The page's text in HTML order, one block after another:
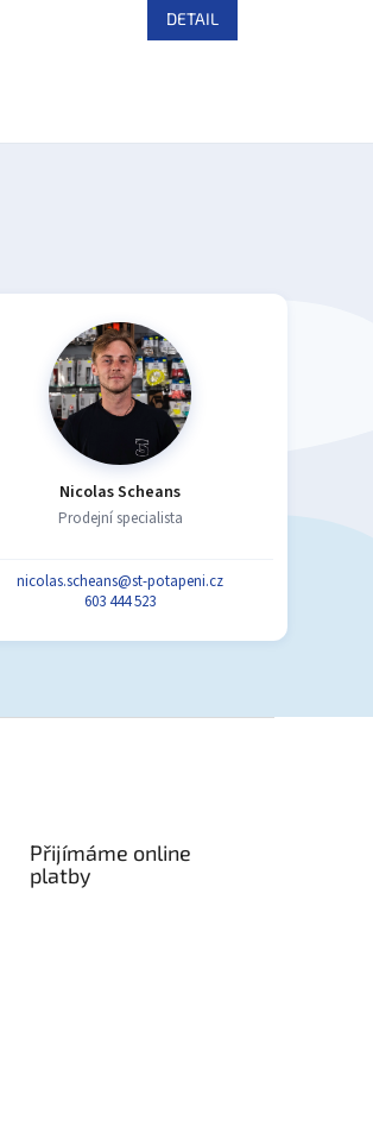
DETAIL
Nicolas Scheans
Prodejní specialista
nicolas.scheans@st-potapeni.cz
603 444 523
Přijímáme online
platby